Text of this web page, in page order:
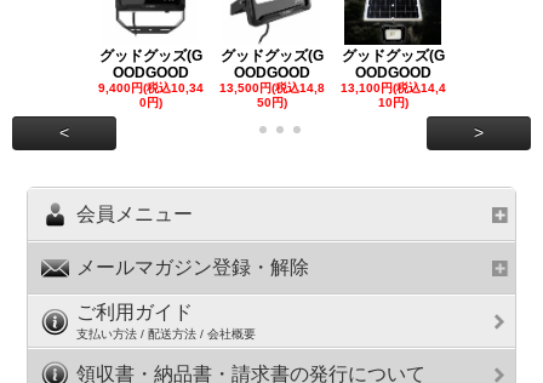
グッドグッズ(G
OODGOOD
9,400円(税込10,34
0円)
グッドグッズ(G
OODGOOD
13,500円(税込14,8
50円)
グッドグッズ(G
OODGOOD
13,100円(税込14,4
10円)
< >
会員メニュー
メールマガジン登録・解除
ご利用ガイド
支払い方法 / 配送方法 / 会社概要
領収書・納品書・請求書の発行について